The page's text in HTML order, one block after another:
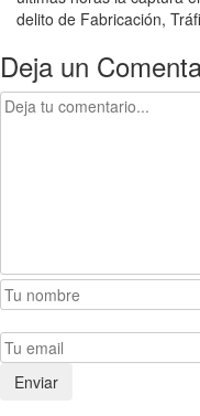
delito de Fabricación,
Deja un